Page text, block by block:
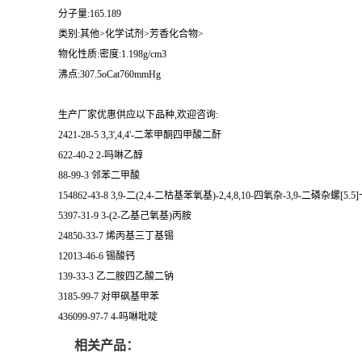
分子量:165.189
类别:其他>化学试剂>芳香化合物>
物化性质:密度:1.198g/cm3
沸点:307.5oCat760mmHg
生产厂家优惠供应以下品种,欢迎咨询:
2421-28-5 3,3',4,4'-二苯甲酮四甲酸二酐
622-40-2 2-吗啉乙醇
88-99-3 邻苯二甲酸
154862-43-8 3,9-二(2,4-二枯基苯氧基)-2,4,8,10-四氧杂-3,9-二磷杂螺
5397-31-9 3-(2-乙基己氧基)丙胺
24850-33-7 烯丙基三丁基锡
12013-46-6 锡酸钙
139-33-3 乙二胺四乙酸二钠
3185-99-7 对甲砜基甲苯
436099-97-7 4-吗啉吡啶
相关产品：